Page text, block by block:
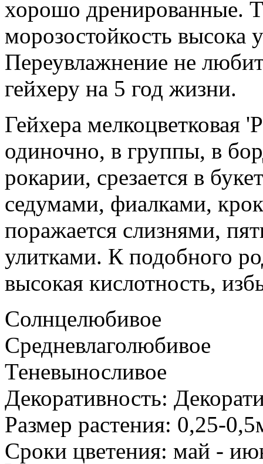
хорошо дренированные.
морозостойкость высока
Переувлажнение не
гейхеру на 5 год жизни.
Гейхера мелкоцветковая
одиночно, в группы, в
рокарии, срезается в
седумами, фиалками,
поражается слизнями,
улитками. К подобного
высокая кислотность,
Солнцелюбивое
Средневлаголюбивое
Теневыносливое
Декоративность:
Размер растения: 0,25-
Сроки цветения: май -